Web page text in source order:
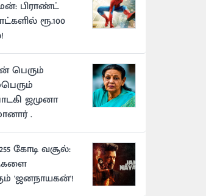
பிராண்ட்
ரூ.100
பெரும்
ஜமுனா
.
கோடி வசூல்:
'ஜனநாயகன்'!